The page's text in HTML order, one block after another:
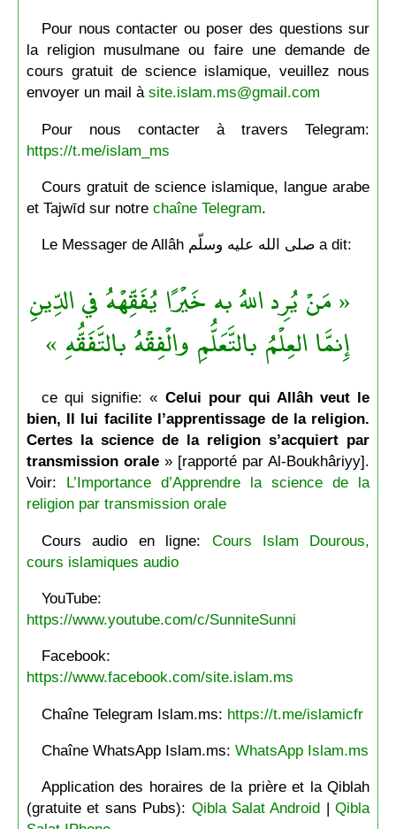
Pour nous contacter ou poser des questions sur
la religion musulmane ou faire une demande de
cours gratuit de science islamique, veuillez nous
envoyer un mail à site.islam.ms@gmail.com
Pour nous contacter à travers Telegram:
https://t.me/islam_ms
Cours gratuit de science islamique, langue arabe
et Tajwīd sur notre chaîne Telegram.
Le Messager de Allâh صلى الله عليه وسلّم a dit:
« مَنْ يُرِد اللهُ به خَيْرًا يُفَقِّهْهُ في الدِّينِ
إِنمَّا العِلْمُ بالتَّعَلُّمِ والْفِقْهُ بالتَّفَقُّهِ »
ce qui signifie: « Celui pour qui Allâh veut le
bien, Il lui facilite l’apprentissage de la religion.
Certes la science de la religion s’acquiert par
transmission orale» [rapporté par Al-Boukhâriyy].
Voir: L’Importance d’Apprendre la science de la
religion par transmission orale
Cours audio en ligne: Cours Islam Dourous,
cours islamiques audio
YouTube:
https://www.youtube.com/c/SunniteSunni
Facebook:
https://www.facebook.com/site.islam.ms
Chaîne Telegram Islam.ms: https://t.me/islamicfr
Chaîne WhatsApp Islam.ms: WhatsApp Islam.ms
Application des horaires de la prière et la Qiblah
(gratuite et sans Pubs): Qibla Salat Android |Qibla